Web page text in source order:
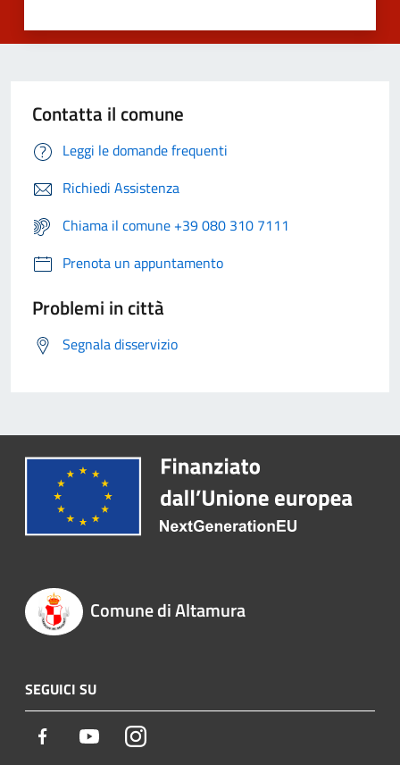
Contatta il comune
Leggi le domande frequenti
Richiedi Assistenza
Chiama il comune +39 080 310 7111
Prenota un appuntamento
Problemi in città
Segnala disservizio
Comune di Altamura
SEGUICI SU
Facebook YoutubeInstagram